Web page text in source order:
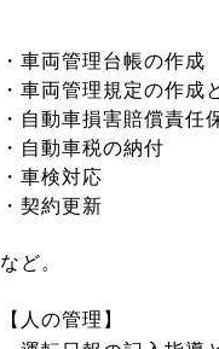
・車両管理台帳の作成
・車両管理規定の作成
・自動車損害賠償責
・自動車税の納付
・車検対応
・契約更新
など。
【人の管理】